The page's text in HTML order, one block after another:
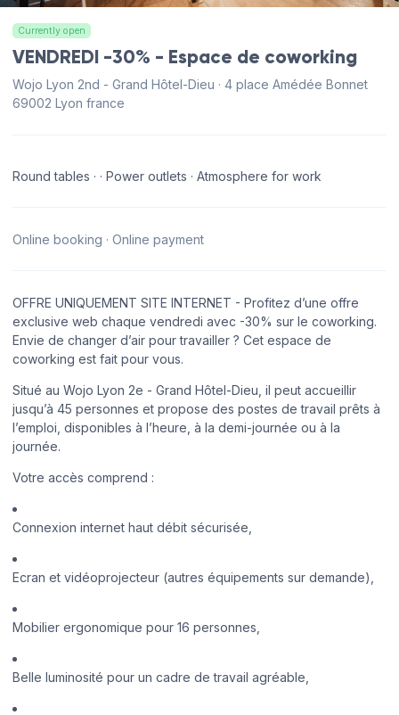
Currently open
VENDREDI -30% - Espace de coworking
Wojo Lyon 2nd - Grand Hôtel-Dieu · 4 place Amédée Bonnet
69002 Lyon france
Round tables · · Power outlets · Atmosphere for work
Online booking · Online payment
OFFRE UNIQUEMENT SITE INTERNET - Profitez d’une offre
exclusive web chaque vendredi avec -30% sur le coworking.
Envie de changer d’air pour travailler ? Cet espace de
coworking est fait pour vous.
Situé au Wojo Lyon 2e - Grand Hôtel-Dieu, il peut accueillir
jusqu’à 45 personnes et propose des postes de travail prêts à
l’emploi, disponibles à l’heure, à la demi-journée ou à la
journée.
Votre accès comprend :
Connexion internet haut débit sécurisée,
Ecran et vidéoprojecteur (autres équipements sur demande),
Mobilier ergonomique pour 16 personnes,
Belle luminosité pour un cadre de travail agréable,